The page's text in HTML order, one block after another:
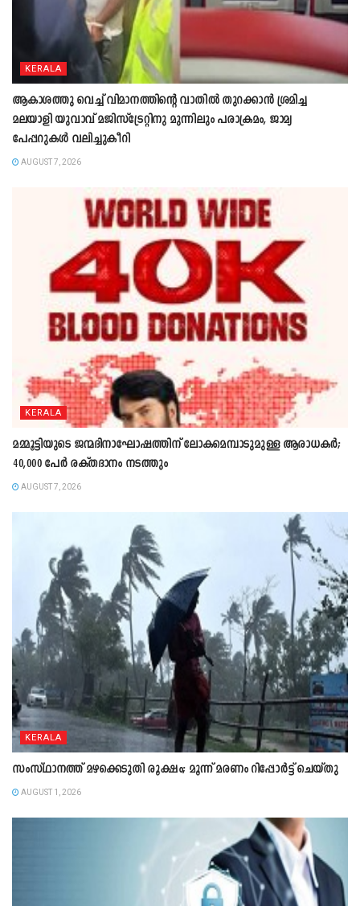
KERALA
ആകാശത്തു വെച്ച് വിമാനത്തിന്റെ വാതില്‍ തുറക്കാന്‍ ശ്രമിച്ച
മലയാളി യുവാവ് മജിസ്ട്രേറ്റിനു മുന്നിലും പരാക്രമം, ജാമ്യ
പേപ്പറുകൾ വലിച്ചുകീറി
AUGUST 7, 2026
KERALA
മമ്മൂട്ടിയുടെ ജന്മദിനാഘോഷത്തിന് ലോകമെമ്പാടുമുള്ള ആരാധകർ;
40,000 പേർ രക്തദാനം നടത്തും
AUGUST 7, 2026
KERALA
സംസ്ഥാനത്ത് മഴക്കെടുതി രൂക്ഷം; മൂന്ന് മരണം റിപ്പോർട്ട് ചെയ്തു
AUGUST 1, 2026